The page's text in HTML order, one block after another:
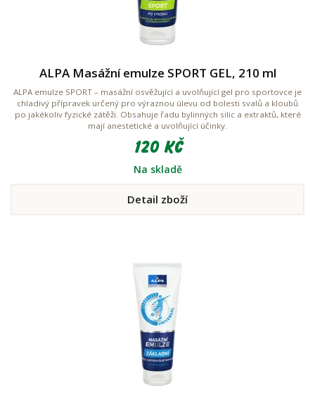
ALPA Masážní emulze SPORT GEL, 210 ml
ALPA emulze SPORT – masážní osvěžující a uvolňující gel pro sportovce je
chladivý přípravek určený pro výraznou úlevu od bolesti svalů a kloubů
po jakékoliv fyzické zátěži. Obsahuje řadu bylinných silic a extraktů, které
mají anestetické a uvolňující účinky.
120 Kč
Na skladě
Detail zboží